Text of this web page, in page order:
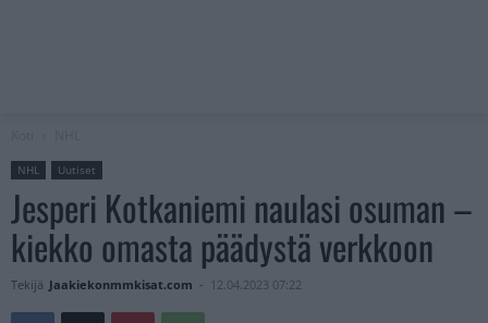
NHL Uutiset
Jesperi Kotkaniemi naulasi osuman –
kiekko omasta päädystä verkkoon
Tekijä Jaakiekonmmkisat.com - 12.04.2023 07:22